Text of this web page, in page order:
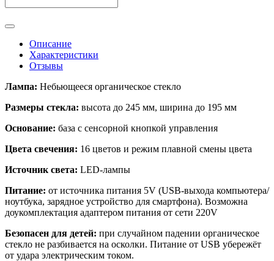
Описание
Характеристики
Отзывы
Лампа: Небьющееся органическое стекло
Размеры стекла: высота до 245 мм, ширина до 195 мм
Основание: база с сенсорной кнопкой управления
Цвета свечения: 16 цветов и режим плавной смены цвета
Источник света: LED-лампы
Питание: от источника питания 5V (USB-выхода компьютера/
ноутбука, зарядное устройство для смартфона). Возможна
доукомплектация адаптером питания от сети 220V
Безопасен для детей: при случайном падении органическое
стекло не разбивается на осколки. Питание от USB убережёт
от удара электрическим током.